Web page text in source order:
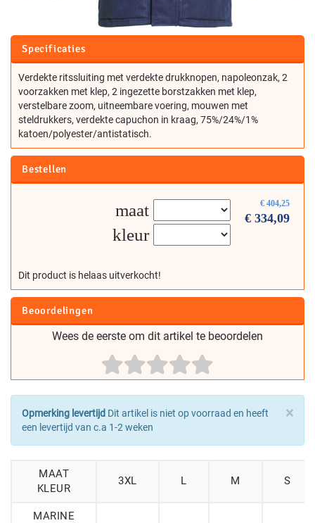
Specificaties
Verdekte ritssluiting met verdekte drukknopen, napoleonzak, 2
voorzakken met klep, 2 ingezette borstzakken met klep,
verstelbare zoom, uitneembare voering, mouwen met
steldrukkers, verdekte capuchon in kraag, 75%/24%/1%
katoen/polyester/antistatisch.
Bestellen
€ 404,25
€ 334,09
maat
kleur
Dit product is helaas uitverkocht!
Beoordelingen
Wees de eerste om dit artikel te beoordelen
×
Opmerking levertijd Dit artikel is niet op voorraad en heeft
een levertijd van c.a 1-2 weken
MAAT
KLEUR
3XL L M S
MARINE